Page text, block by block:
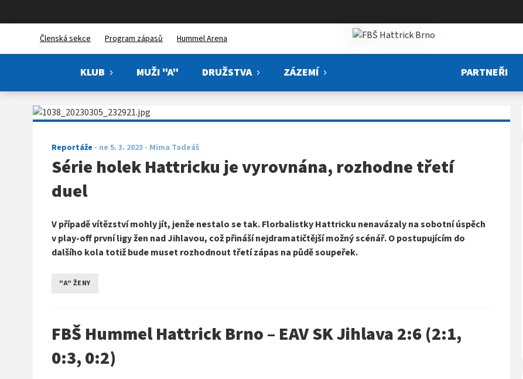
Členská sekce Program zápasů Hummel Arena
KLUB MUŽI "A" DRUŽSTVA ZÁZEMÍ PARTNEŘI
Reportáže - ne 5. 3. 2023 - Mima Tadeáš
Série holek Hattricku je vyrovnána, rozhodne třetí
duel
V případě vítězství mohly jít, jenže nestalo se tak. Florbalistky Hattricku nenavázaly na sobotní úspěch
v play-off první ligy žen nad Jihlavou, což přináší nejdramatičtější možný scénář. O postupujícím do
dalšího kola totiž bude muset rozhodnout třetí zápas na půdě soupeřek.
"A" ŽENY
FBŠ Hummel Hattrick Brno – EAV SK Jihlava 2:6 (2:1,
0:3, 0:2)